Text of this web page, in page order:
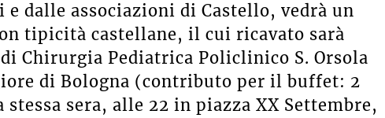
dalle associazioni di Castello, vedrà un
tipicità castellane, il cui ricavato sarà
Chirurgia Pediatrica Policlinico S. Orsola
di Bologna (contributo per il buffet: 2
sera, alle 22 in piazza XX Settembre,